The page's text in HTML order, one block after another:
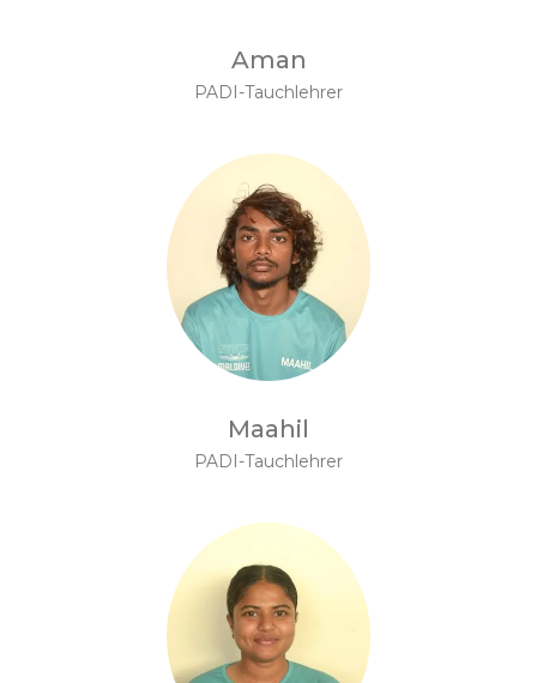
Aman
PADI-Tauchlehrer
Maahil
PADI-Tauchlehrer